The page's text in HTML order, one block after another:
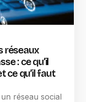
réseaux
: ce qu’il
ce qu’il faut
réseau social